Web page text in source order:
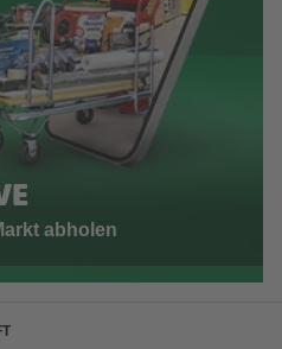
abholen